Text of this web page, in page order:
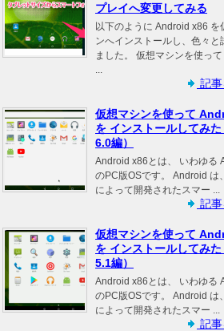
プレイへ変更してみる
以下のように Android x86 を
ンへインストールし、色々と
ました。 仮想マシンを使っ
...
記事
仮想マシンを使って
を インストールしてみ
6.0編）
Android x86とは、 いわゆる
のPC版OSです。 Android は
によって開発されたスマー ...
記事
仮想マシンを使って
を インストールしてみ
5.1編）
Android x86とは、 いわゆる
のPC版OSです。 Android は
によって開発されたスマー ...
記事